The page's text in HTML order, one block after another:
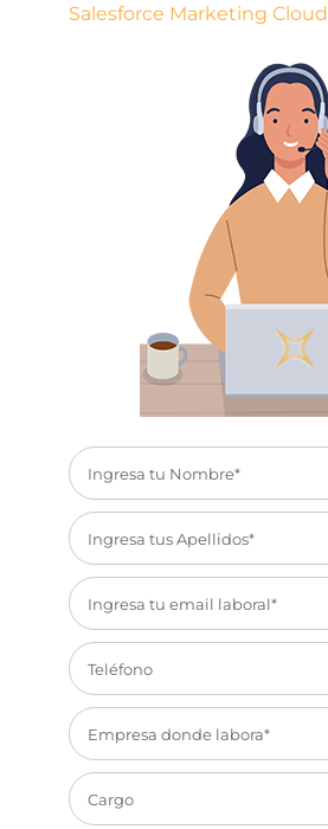
Salesforce Marketing Cloud